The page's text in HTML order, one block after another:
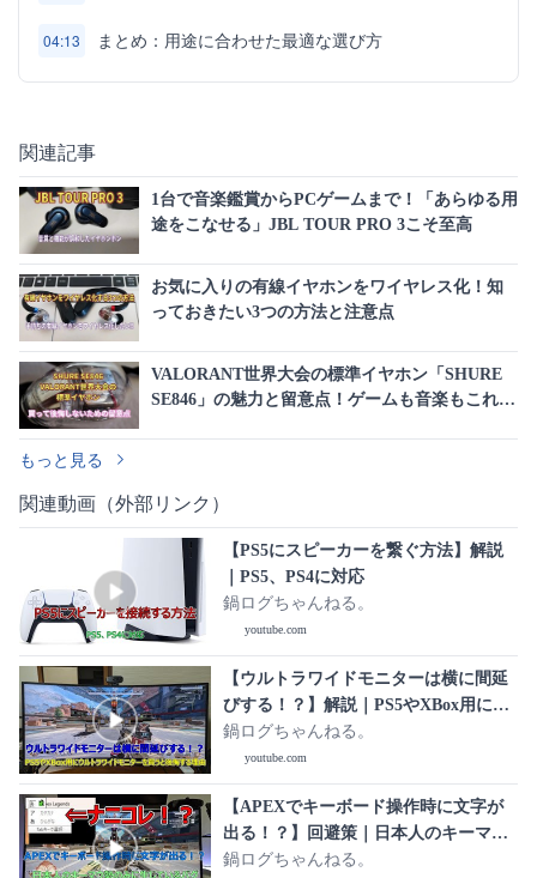
04:13 まとめ：用途に合わせた最適な選び方
関連記事
1台で音楽鑑賞からPCゲームまで！「あらゆる用
途をこなせる」JBL TOUR PRO 3こそ至高
お気に入りの有線イヤホンをワイヤレス化！知
っておきたい3つの方法と注意点
VALORANT世界大会の標準イヤホン「SHURE
SE846」の魅力と留意点！ゲームも音楽もこれ1
もっと見る
関連動画（外部リンク）
【PS5にスピーカーを繋ぐ方法】解説
｜PS5、PS4に対応
鍋ログちゃんねる。
youtube.com
【ウルトラワイドモニターは横に間延
びする！？】解説｜PS5やXBox用にウ
ルトラワイドモニターを買うと後悔す
る理由
鍋ログちゃんねる。
youtube.com
【APEXでキーボード操作時に文字が
出る！？】回避策｜日本人のキーマウ
勢のみに生じているバグ
鍋ログちゃんねる。